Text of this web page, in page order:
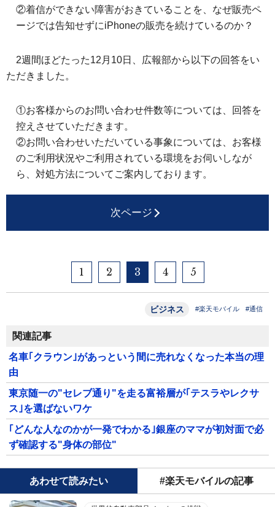
②着信ができない障害がおきていることを、なぜ販売ペ
ージでは告知せずにiPhoneの販売を続けているのか？
2週間ほどたった12月10日、広報部から以下の回答をい
ただきました。
①お客様からのお問い合わせ件数等については、回答を
控えさせていただきます。
②お問い合わせいただいている事象については、お客様
のご利用状況やご利用されている環境をお伺いしなが
ら、対処方法についてご案内しております。
次ページ
1 2 3 4 5
ビジネス #楽天モバイル #通信
関連記事
名車｢クラウン｣があっという間に売れなくなった本当の理
由
東京随一の"セレブ通り"を走る富裕層が｢テスラやレクサ
ス｣を選ばないワケ
｢どんな人なのかが一発でわかる｣銀座のママが初対面で必
ず確認する"身体の部位"
あわせて読みたい #楽天モバイルの記事